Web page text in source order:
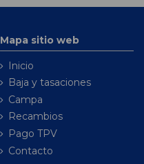
Mapa sitio web
Inicio
Baja y tasaciones
Campa
Recambios
Pago TPV
Contacto